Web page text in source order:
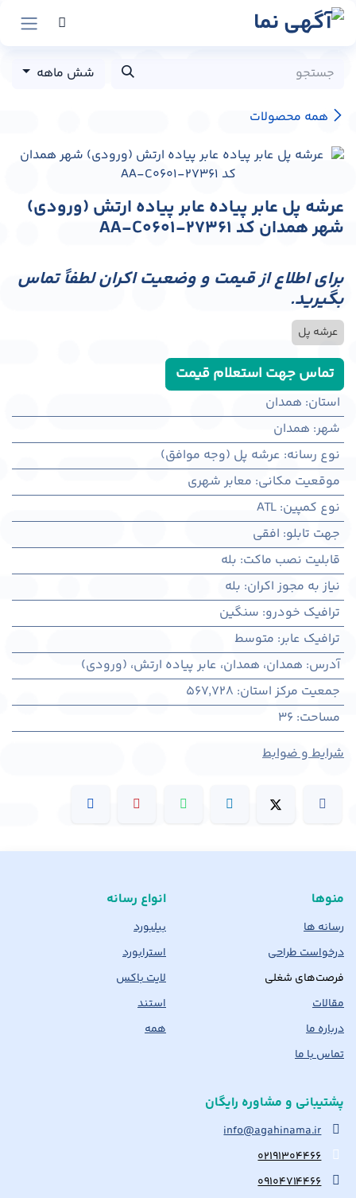
پرش به محتوا
همه محصولات
شش ماهه
عرشه پل عابر پیاده عابر پیاده ارتش (ورودی)
شهر همدان کد AA-C0601-27361
برای اطلاع از قیمت و وضعیت اکران لطفاً تماس
بگیرید.
عرشه پل
تماس جهت استعلام قیمت
استان: همدان
شهر: همدان
نوع رسانه: عرشه پل (وجه موافق)
موقعیت مکانی: معابر شهری
نوع کمپین:
ATL
جهت تابلو: افقی
قابلیت نصب ماکت: بله
نیاز به مجوز اکران: بله
ترافیک خودرو: سنگین
ترافیک عابر: متوسط
آدرس: همدان، همدان، عابر پیاده ارتش، (ورودی)
جمعیت مرکز استان:
567,728
مساحت:
36
شرایط و ضوابط
منوها
رسانه ها
درخواست طراحی
فرصت‌های شغلی
مقالات
درباره ما
تماس با ما
انواع رسانه
بیلبورد
استرابورد
لایت باکس
استند
همه
پشتیبانی و مشاوره رایگان
info@agahinama.ir
۰۲۱۹۱۳۰۴۴۶۶
۰۹۱۰۴۷۱۴۴۶۶